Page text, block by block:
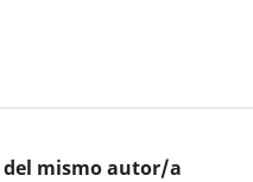
mismo autor/a